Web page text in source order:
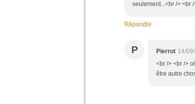
seulement...<br /> <br
Répondre
P Pierrot 14/
<br /> <br />
être autre